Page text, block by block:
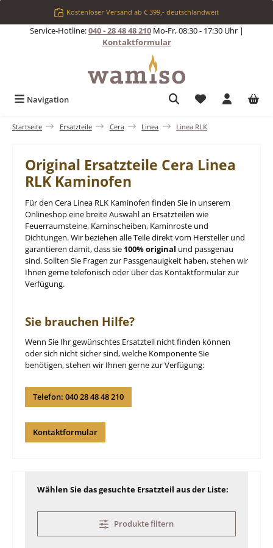
Zum Hauptinhalt springenKostenloser Versand ab € 399,- deutschlandweit
Service-Hotline:040 - 28 48 48 210Mo-Fr, 08:30 - 17:30 Uhr |
Kontaktformular
Navigation Du hast 0
Startseite Ersatzteile Cera Linea Linea RLK
Original Ersatzteile Cera Linea
RLK Kaminofen
Für den Cera Linea RLK Kaminofen finden Sie in unserem
Onlineshop eine breite Auswahl an Ersatzteilen wie
Feuerraumsteine, Kaminscheiben, Kaminroste und
Dichtungen. Wir beziehen alle Teile direkt vom Hersteller und
garantieren damit, dass sie 100% original und passgenau
sind. Sollten Sie Fragen zur Passgenauigkeit haben, stehen wir
Ihnen gerne telefonisch oder über das Kontaktformular zur
Verfügung.
Sie brauchen Hilfe?
Wenn Sie Ihr gewünschtes Ersatzteil nicht finden können
oder sich nicht sicher sind, welche Komponente Sie
benötigen, stehen wir Ihnen gerne zur Verfügung:
Telefon: 040 28 48 48 210
Kontaktformular
Wählen Sie das gesuchte Ersatzteil aus der Liste:
Produkte filtern